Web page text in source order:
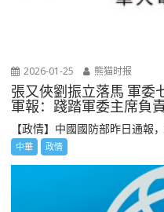
2026-01-25 熊猫时报
張又俠劉振立落馬 軍委
軍報：踐踏軍委主席負
【政情】中國國防部昨日通報
中華 政情